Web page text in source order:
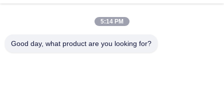
5:14 PM
Good day, what product are you looking for?